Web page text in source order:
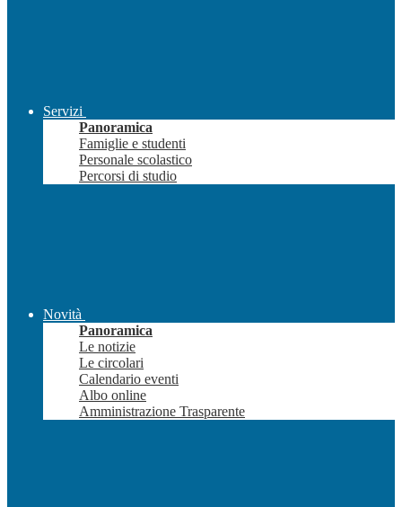
Servizi
Panoramica
Famiglie e studenti
Personale scolastico
Percorsi di studio
Novità
Panoramica
Le notizie
Le circolari
Calendario eventi
Albo online
Amministrazione Trasparente